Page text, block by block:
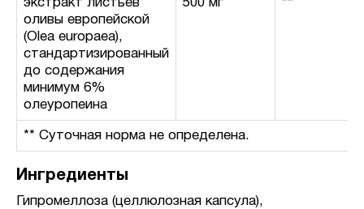
экстракт листьев
оливы европейской
(Olea europaea),
стандартизированный
до содержания
минимум 6%
олеуропеина
500 мг **
** Суточная норма не определена.
Ингредиенты
Гипромеллоза (целлюлозная капсула),